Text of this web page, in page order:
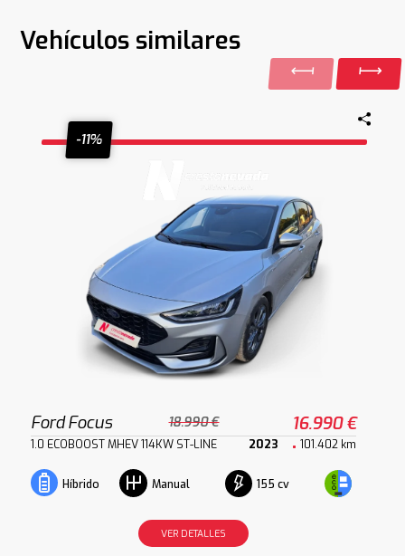
Vehículos similares
-11%
Ford Focus 18.990 € 16.990 €
1.0 ECOBOOST MHEV 114KW ST-LINE 2023 101.402 km
Híbrido Manual 155 cv
VER DETALLES